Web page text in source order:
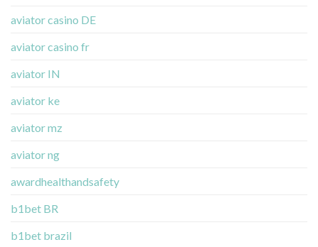
aviator casino DE
aviator casino fr
aviator IN
aviator ke
aviator mz
aviator ng
awardhealthandsafety
b1bet BR
b1bet brazil